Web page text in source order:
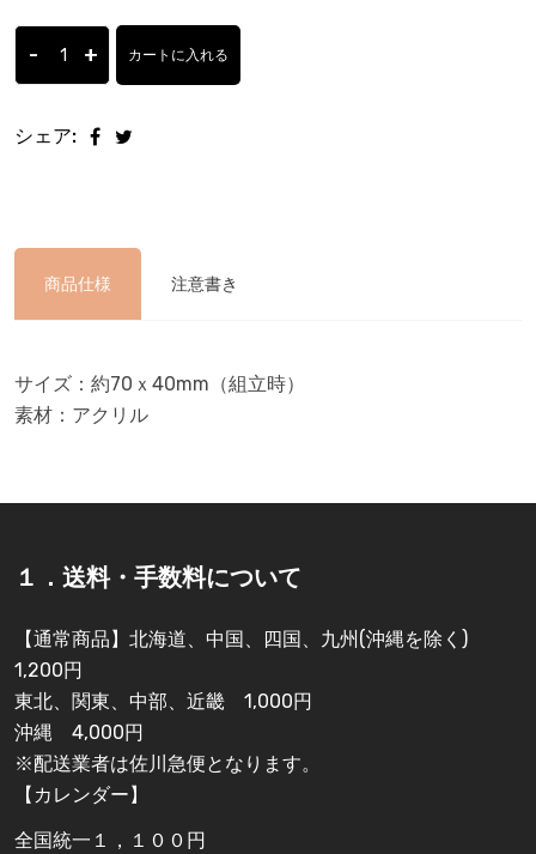
- + カートに入れる
シェア:
商品仕様 注意書き
サイズ：約70ｘ40mm（組立時）
素材：アクリル
１．送料・手数料について
【通常商品】北海道、中国、四国、九州(沖縄を除く)
1,200円
東北、関東、中部、近畿 1,000円
沖縄 4,000円
※配送業者は佐川急便となります。
【カレンダー】
全国統一１，１００円